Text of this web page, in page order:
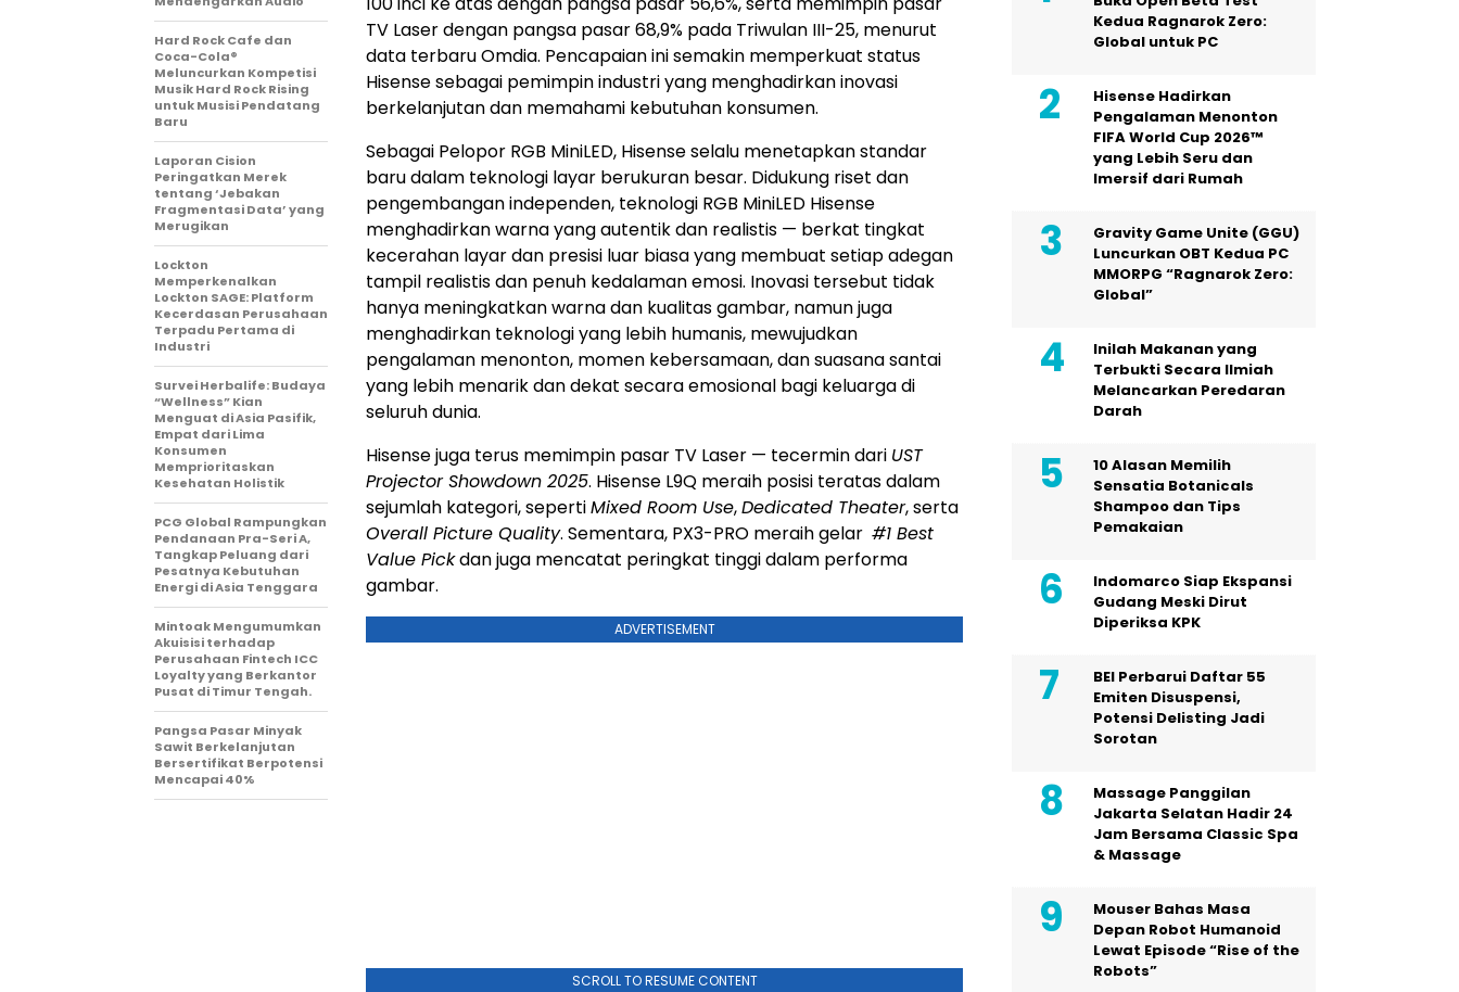
TV Laser dengan pangsa pasar 68,9% pada Triwulan III-25, menurut
data terbaru Omdia. Pencapaian ini semakin memperkuat status
Hisense sebagai pemimpin industri yang menghadirkan inovasi
berkelanjutan dan memahami kebutuhan konsumen.
Sebagai Pelopor RGB MiniLED, Hisense selalu menetapkan standar
baru dalam teknologi layar berukuran besar. Didukung riset dan
pengembangan independen, teknologi RGB MiniLED Hisense
menghadirkan warna yang autentik dan realistis — berkat tingkat
kecerahan layar dan presisi luar biasa yang membuat setiap adegan
tampil realistis dan penuh kedalaman emosi. Inovasi tersebut tidak
hanya meningkatkan warna dan kualitas gambar, namun juga
menghadirkan teknologi yang lebih humanis, mewujudkan
pengalaman menonton, momen kebersamaan, dan suasana santai
yang lebih menarik dan dekat secara emosional bagi keluarga di
seluruh dunia.
Hisense juga terus memimpin pasar TV Laser — tecermin dari UST
Projector Showdown 2025. Hisense L9Q meraih posisi teratas dalam
sejumlah kategori, sepertiMixed Room Use,Dedicated Theater, serta
Overall Picture Quality. Sementara, PX3-PRO meraih gelar #1 Best
Value Pickdan juga mencatat peringkat tinggi dalam performa
gambar.
ADVERTISEMENT
SCROLL TO RESUME CONTENT
Hard Rock Cafe dan
Coca-Cola®
Meluncurkan Kompetisi
Musik Hard Rock Rising
untuk Musisi Pendatang
Baru
Laporan Cision
Peringatkan Merek
tentang ‘Jebakan
Fragmentasi Data’ yang
Merugikan
Lockton
Memperkenalkan
Lockton SAGE: Platform
Kecerdasan Perusahaan
Terpadu Pertama di
Industri
Survei Herbalife: Budaya
“Wellness” Kian
Menguat di Asia Pasifik,
Empat dari Lima
Konsumen
Memprioritaskan
Kesehatan Holistik
PCG Global Rampungkan
Pendanaan Pra-Seri A,
Tangkap Peluang dari
Pesatnya Kebutuhan
Energi di Asia Tenggara
Mintoak Mengumumkan
Akuisisi terhadap
Perusahaan Fintech ICC
Loyalty yang Berkantor
Pusat di Timur Tengah.
Pangsa Pasar Minyak
Sawit Berkelanjutan
Bersertifikat Berpotensi
Mencapai 40%
Kedua Ragnarok Zero:
Global untuk PC
Hisense Hadirkan
Pengalaman Menonton
FIFA World Cup 2026™
yang Lebih Seru dan
Imersif dari Rumah
Gravity Game Unite (GGU)
Luncurkan OBT Kedua PC
MMORPG “Ragnarok Zero:
Global”
Inilah Makanan yang
Terbukti Secara Ilmiah
Melancarkan Peredaran
Darah
10 Alasan Memilih
Sensatia Botanicals
Shampoo dan Tips
Pemakaian
Indomarco Siap Ekspansi
Gudang Meski Dirut
Diperiksa KPK
BEI Perbarui Daftar 55
Emiten Disuspensi,
Potensi Delisting Jadi
Sorotan
Massage Panggilan
Jakarta Selatan Hadir 24
Jam Bersama Classic Spa
& Massage
Mouser Bahas Masa
Depan Robot Humanoid
Lewat Episode “Rise of the
Robots”